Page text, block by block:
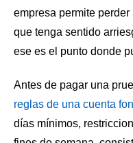
empresa permite
que tenga sentido
ese es el punto donde
Antes de pagar una
reglas de una cuenta
días mínimos,